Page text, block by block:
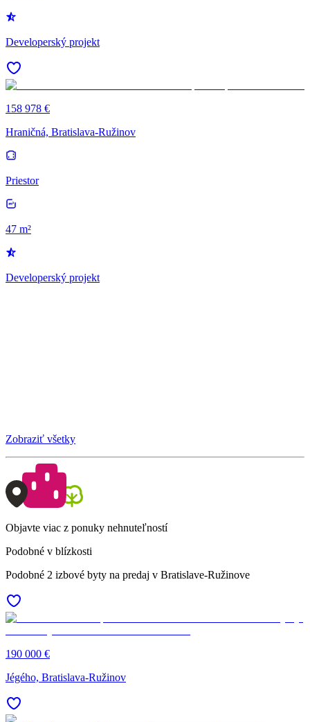
Developerský projekt
158 978 €
Hraničná, Bratislava-Ružinov
Priestor
47 m²
Developerský projekt
Zobraziť všetky
Objavte viac z ponuky nehnuteľností
Podobné v blízkosti
Podobné 2 izbové byty na predaj v Bratislave-Ružinove
190 000 €
Jégého, Bratislava-Ružinov